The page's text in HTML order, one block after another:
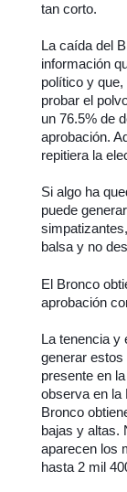
tan corto.
La caída del
información
político y
probar el
un 76.5% de
aprobación.
repitiera la
Si algo ha
puede
balsa y no
El Bronco
aprobación
La tenencia y
generar estos
presente en
observa en la
Bronco
bajas y altas.
aparecen los
hasta 2 mil